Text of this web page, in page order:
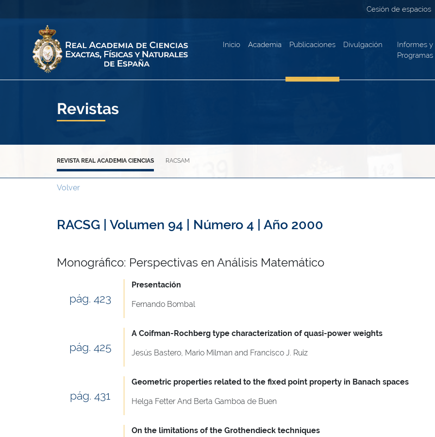
Cesión de espacios
Inicio Academia Publicaciones Divulgación
Informes y
Programas
Revistas
REVISTA REAL ACADEMIA CIENCIAS RACSAM
Volver
RACSG | Volumen 94 | Número 4 | Año 2000
Monográfico: Perspectivas en Análisis Matemático
pág. 423
Presentación
Fernando Bombal
pág. 425
A Coifman-Rochberg type characterization of quasi-power weights
Jesús Bastero, Mario Milman and Francisco J. Ruiz
pág. 431
Geometric properties related to the fixed point property in Banach spaces
Helga Fetter And Berta Gamboa de Buen
On the limitations of the Grothendieck techniques